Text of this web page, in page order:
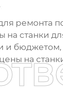
ремонта
на станки
и бюджетом,
цены на